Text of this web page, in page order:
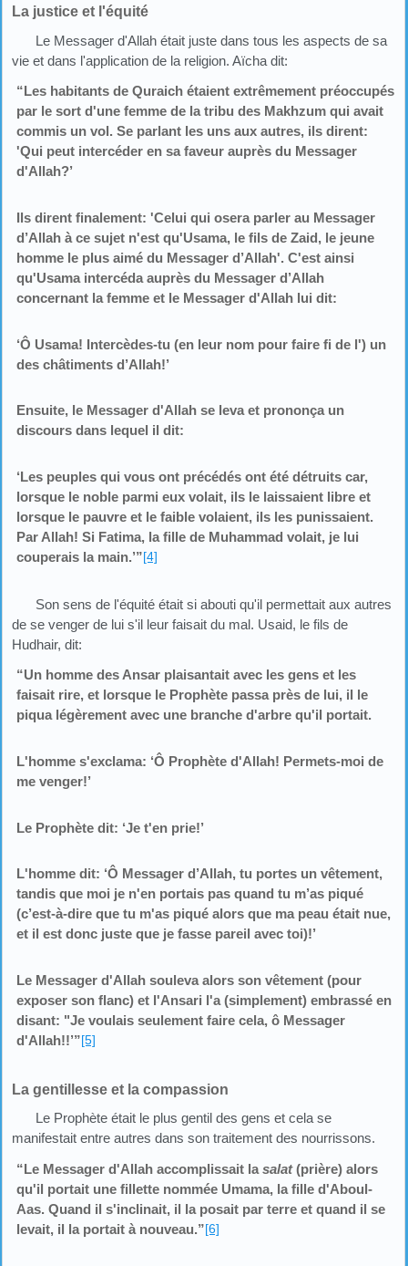
La justice et l'équité
Le Messager d'Allah était juste dans tous les aspects de sa
vie et dans l'application de la religion. Aïcha dit:
“Les habitants de Quraich étaient extrêmement préoccupés
par le sort d'une femme de la tribu des Makhzum qui avait
commis un vol. Se parlant les uns aux autres, ils dirent:
'Qui peut intercéder en sa faveur auprès du Messager
d'Allah?’
Ils dirent finalement: 'Celui qui osera parler au Messager
d’Allah à ce sujet n'est qu'Usama, le fils de Zaid, le jeune
homme le plus aimé du Messager d’Allah'. C'est ainsi
qu'Usama intercéda auprès du Messager d’Allah
concernant la femme et le Messager d'Allah lui dit:
‘Ô Usama! Intercèdes-tu (en leur nom pour faire fi de l') un
des châtiments d’Allah!’
Ensuite, le Messager d'Allah se leva et prononça un
discours dans lequel il dit:
‘Les peuples qui vous ont précédés ont été détruits car,
lorsque le noble parmi eux volait, ils le laissaient libre et
lorsque le pauvre et le faible volaient, ils les punissaient.
Par Allah! Si Fatima, la fille de Muhammad volait, je lui
couperais la main.’”[4]
Son sens de l'équité était si abouti qu'il permettait aux autres
de se venger de lui s'il leur faisait du mal. Usaid, le fils de
Hudhair, dit:
“Un homme des Ansar plaisantait avec les gens et les
faisait rire, et lorsque le Prophète passa près de lui, il le
piqua légèrement avec une branche d'arbre qu'il portait.
L'homme s'exclama: ‘Ô Prophète d'Allah! Permets-moi de
me venger!’
Le Prophète dit: ‘Je t'en prie!’
L'homme dit: ‘Ô Messager d’Allah, tu portes un vêtement,
tandis que moi je n'en portais pas quand tu m’as piqué
(c’est-à-dire que tu m'as piqué alors que ma peau était nue,
et il est donc juste que je fasse pareil avec toi)!’
Le Messager d'Allah souleva alors son vêtement (pour
exposer son flanc) et l'Ansari l'a (simplement) embrassé en
disant: "Je voulais seulement faire cela, ô Messager
d'Allah!!’”[5]
La gentillesse et la compassion
Le Prophète était le plus gentil des gens et cela se
manifestait entre autres dans son traitement des nourrissons.
“Le Messager d'Allah accomplissait la salat(prière) alors
qu'il portait une fillette nommée Umama, la fille d'Aboul-
Aas. Quand il s'inclinait, il la posait par terre et quand il se
levait, il la portait à nouveau.”[6]